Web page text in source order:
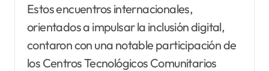
Estos encuentros internacionales,
orientados a impulsar la inclusión digital,
contaron con una notable participación de
los Centros Tecnológicos Comunitarios